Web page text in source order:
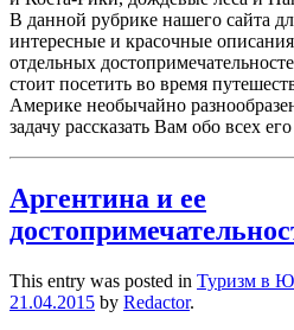
В данной рубрике нашего сайта
интересные и красочные
отдельных
стоит посетить во время
Америке необычайно
задачу рассказать Вам обо всех
Аргентина и ее
This entry was posted in Туризм в
21.04.2015 by Redactor.